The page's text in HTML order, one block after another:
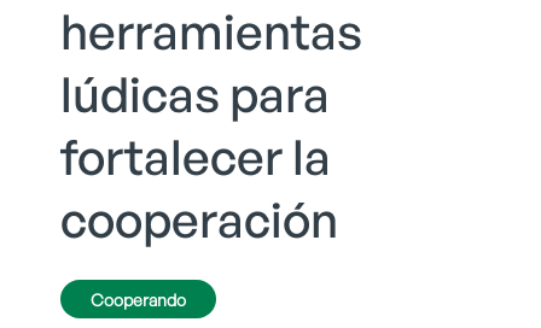
herramientas
lúdicas para
fortalecer la
cooperación
Cooperando